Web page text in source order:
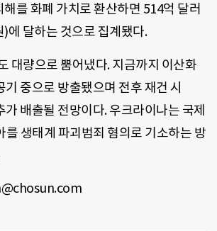
해를 화폐 가치로 환산하면 514억 달러
에 달하는 것으로 집계됐다.
대량으로 뿜어냈다. 지금까지 이산화
중으로 방출됐으며 전후 재건 시
배출될 전망이다. 우크라이나는 국제
를 생태계 파괴범죄 혐의로 기소하는 방